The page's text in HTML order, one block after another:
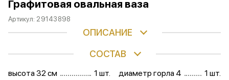
Графитовая овальная ваза
Артикул: 29143898
ОПИСАНИЕ
СОСТАВ
высота 32 см
1 шт.
диаметр горла 4
1 шт.